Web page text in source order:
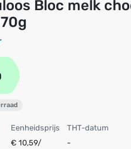
Eenheidsprijs
€ 10,59/
THT-datum
-